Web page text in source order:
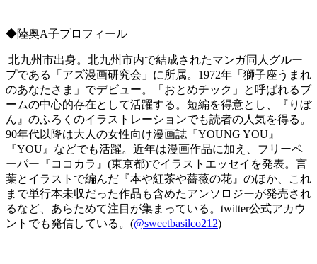
◆陸奥A子プロフィール
北九州市出身。北九州市内で結成されたマンガ同人グルー
プである「アズ漫画研究会」に所属。1972年「獅子座うまれ
のあなたさま」でデビュー。「おとめチック」と呼ばれるブ
ームの中心的存在として活躍する。短編を得意とし、『りぼ
ん』のふろくのイラストレーションでも読者の人気を得る。
90年代以降は大人の女性向け漫画誌『YOUNG YOU』
『YOU』などでも活躍。近年は漫画作品に加え、フリーペ
ーパー『ココカラ』(東京都)でイラストエッセイを発表。言
葉とイラストで編んだ『本や紅茶や薔薇の花』のほか、これ
まで単行本未収だった作品も含めたアンソロジーが発売され
るなど、あらためて注目が集まっている。 twitter公式アカウ
ントでも発信している。(@sweetbasilco212)